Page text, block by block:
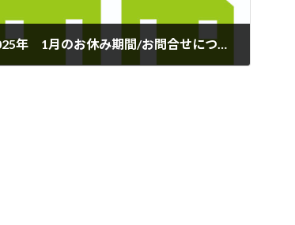
2025年 1月のお休み期間/お問合せについて